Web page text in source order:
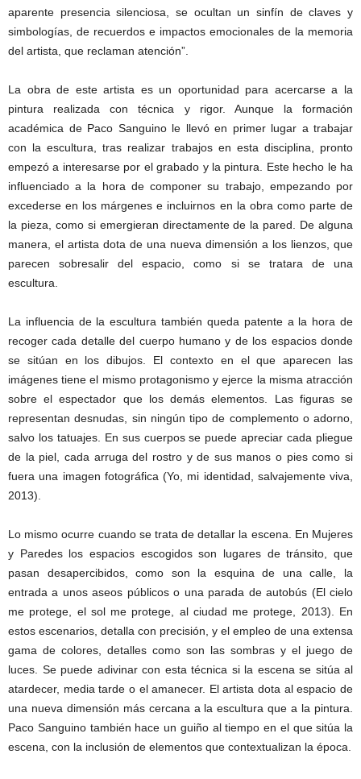
aparente presencia silenciosa, se ocultan un sinfín de claves y
simbologías, de recuerdos e impactos emocionales de la memoria
del artista, que reclaman atención”.
La obra de este artista es un oportunidad para acercarse a la
pintura realizada con técnica y rigor. Aunque la formación
académica de Paco Sanguino le llevó en primer lugar a trabajar
con la escultura, tras realizar trabajos en esta disciplina, pronto
empezó a interesarse por el grabado y la pintura. Este hecho le ha
influenciado a la hora de componer su trabajo, empezando por
excederse en los márgenes e incluirnos en la obra como parte de
la pieza, como si emergieran directamente de la pared. De alguna
manera, el artista dota de una nueva dimensión a los lienzos, que
parecen sobresalir del espacio, como si se tratara de una
escultura.
La influencia de la escultura también queda patente a la hora de
recoger cada detalle del cuerpo humano y de los espacios donde
se sitúan en los dibujos. El contexto en el que aparecen las
imágenes tiene el mismo protagonismo y ejerce la misma atracción
sobre el espectador que los demás elementos. Las figuras se
representan desnudas, sin ningún tipo de complemento o adorno,
salvo los tatuajes. En sus cuerpos se puede apreciar cada pliegue
de la piel, cada arruga del rostro y de sus manos o pies como si
fuera una imagen fotográfica (Yo, mi identidad, salvajemente viva,
2013).
Lo mismo ocurre cuando se trata de detallar la escena. En Mujeres
y Paredes los espacios escogidos son lugares de tránsito, que
pasan desapercibidos, como son la esquina de una calle, la
entrada a unos aseos públicos o una parada de autobús (El cielo
me protege, el sol me protege, al ciudad me protege, 2013). En
estos escenarios, detalla con precisión, y el empleo de una extensa
gama de colores, detalles como son las sombras y el juego de
luces. Se puede adivinar con esta técnica si la escena se sitúa al
atardecer, media tarde o el amanecer. El artista dota al espacio de
una nueva dimensión más cercana a la escultura que a la pintura.
Paco Sanguino también hace un guiño al tiempo en el que sitúa la
escena, con la inclusión de elementos que contextualizan la época.